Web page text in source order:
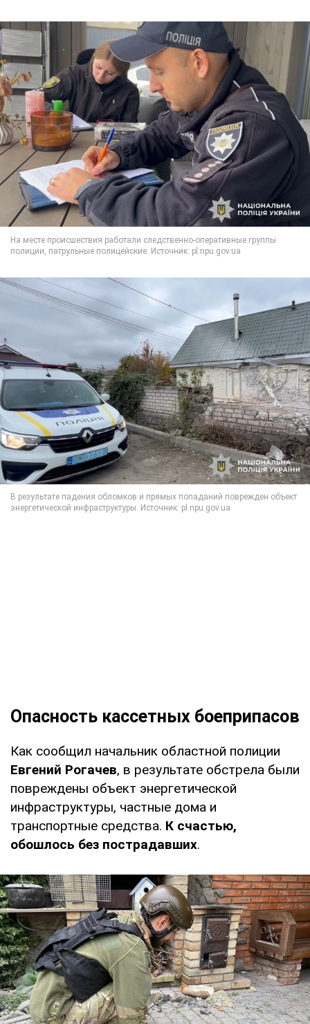
Опасность кассетных боеприпасов
Как сообщил начальник областной полиции
Евгений Рогачев, в результате обстрела были
повреждены объект энергетической
инфраструктуры, частные дома и
транспортные средства. К счастью,
обошлось без пострадавших.